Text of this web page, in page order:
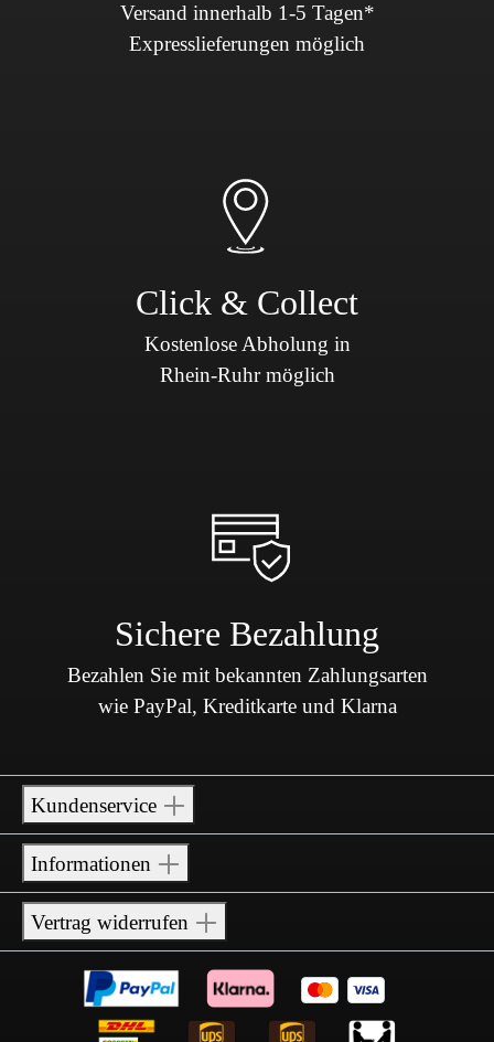
Versand innerhalb 1-5 Tagen*
Expresslieferungen möglich
Click & Collect
Kostenlose Abholung in
Rhein-Ruhr möglich
Sichere Bezahlung
Bezahlen Sie mit bekannten Zahlungsarten
wie PayPal, Kreditkarte und Klarna
Kundenservice
Informationen
Vertrag widerrufen